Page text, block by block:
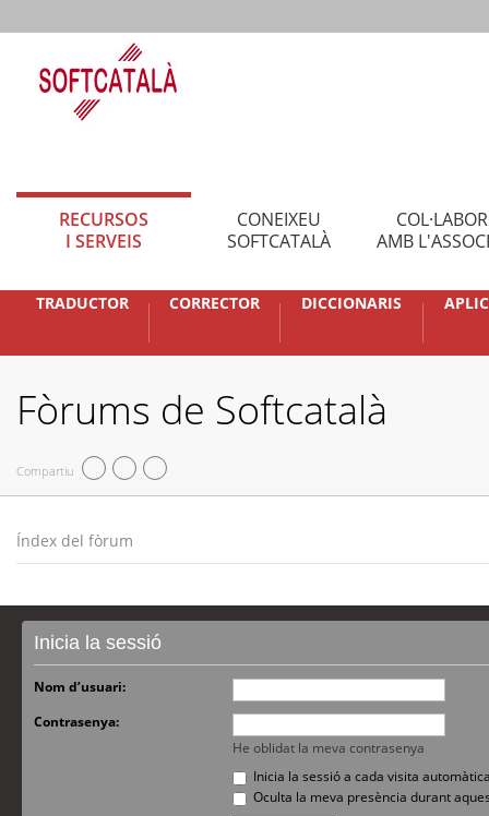
RECURSOS
I SERVEIS
CONEIXEU
SOFTCATALÀ
AMB
TRADUCTOR CORRECTOR DICCIONARIS
Fòrums de Softcatalà
Compartiu
Índex del fòrum
Inicia la sessió
Nom d’usuari:
Contrasenya:
He oblidat la meva contrasenya
Inicia la sessió a cada visita
Oculta la meva presència durant